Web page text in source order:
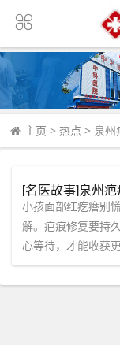
主页 > 热点 > 泉州
小孩面部红疙瘩别
解。疤痕修复要持
心等待，才能收获